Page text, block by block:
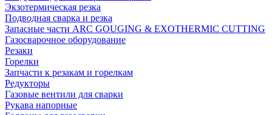
Экзотермическая резка
Подводная сварка и резка
Запасные части ARC GOUGING & EXOTHERMIC CUTTING
Газосварочное оборудование
Резаки
Горелки
Запчасти к резакам и горелкам
Редукторы
Газовые вентили для сварки
Рукава напорные